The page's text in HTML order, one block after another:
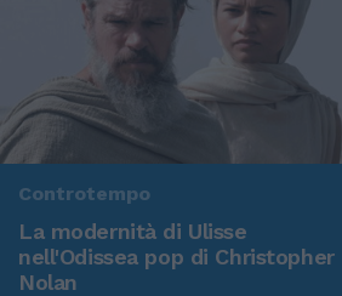
Controtempo
La modernità di Ulisse
nell'Odissea pop di Christopher
Nolan